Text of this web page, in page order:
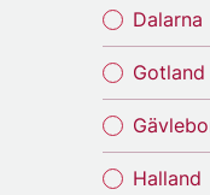
Dalarna
Gotland
Halland